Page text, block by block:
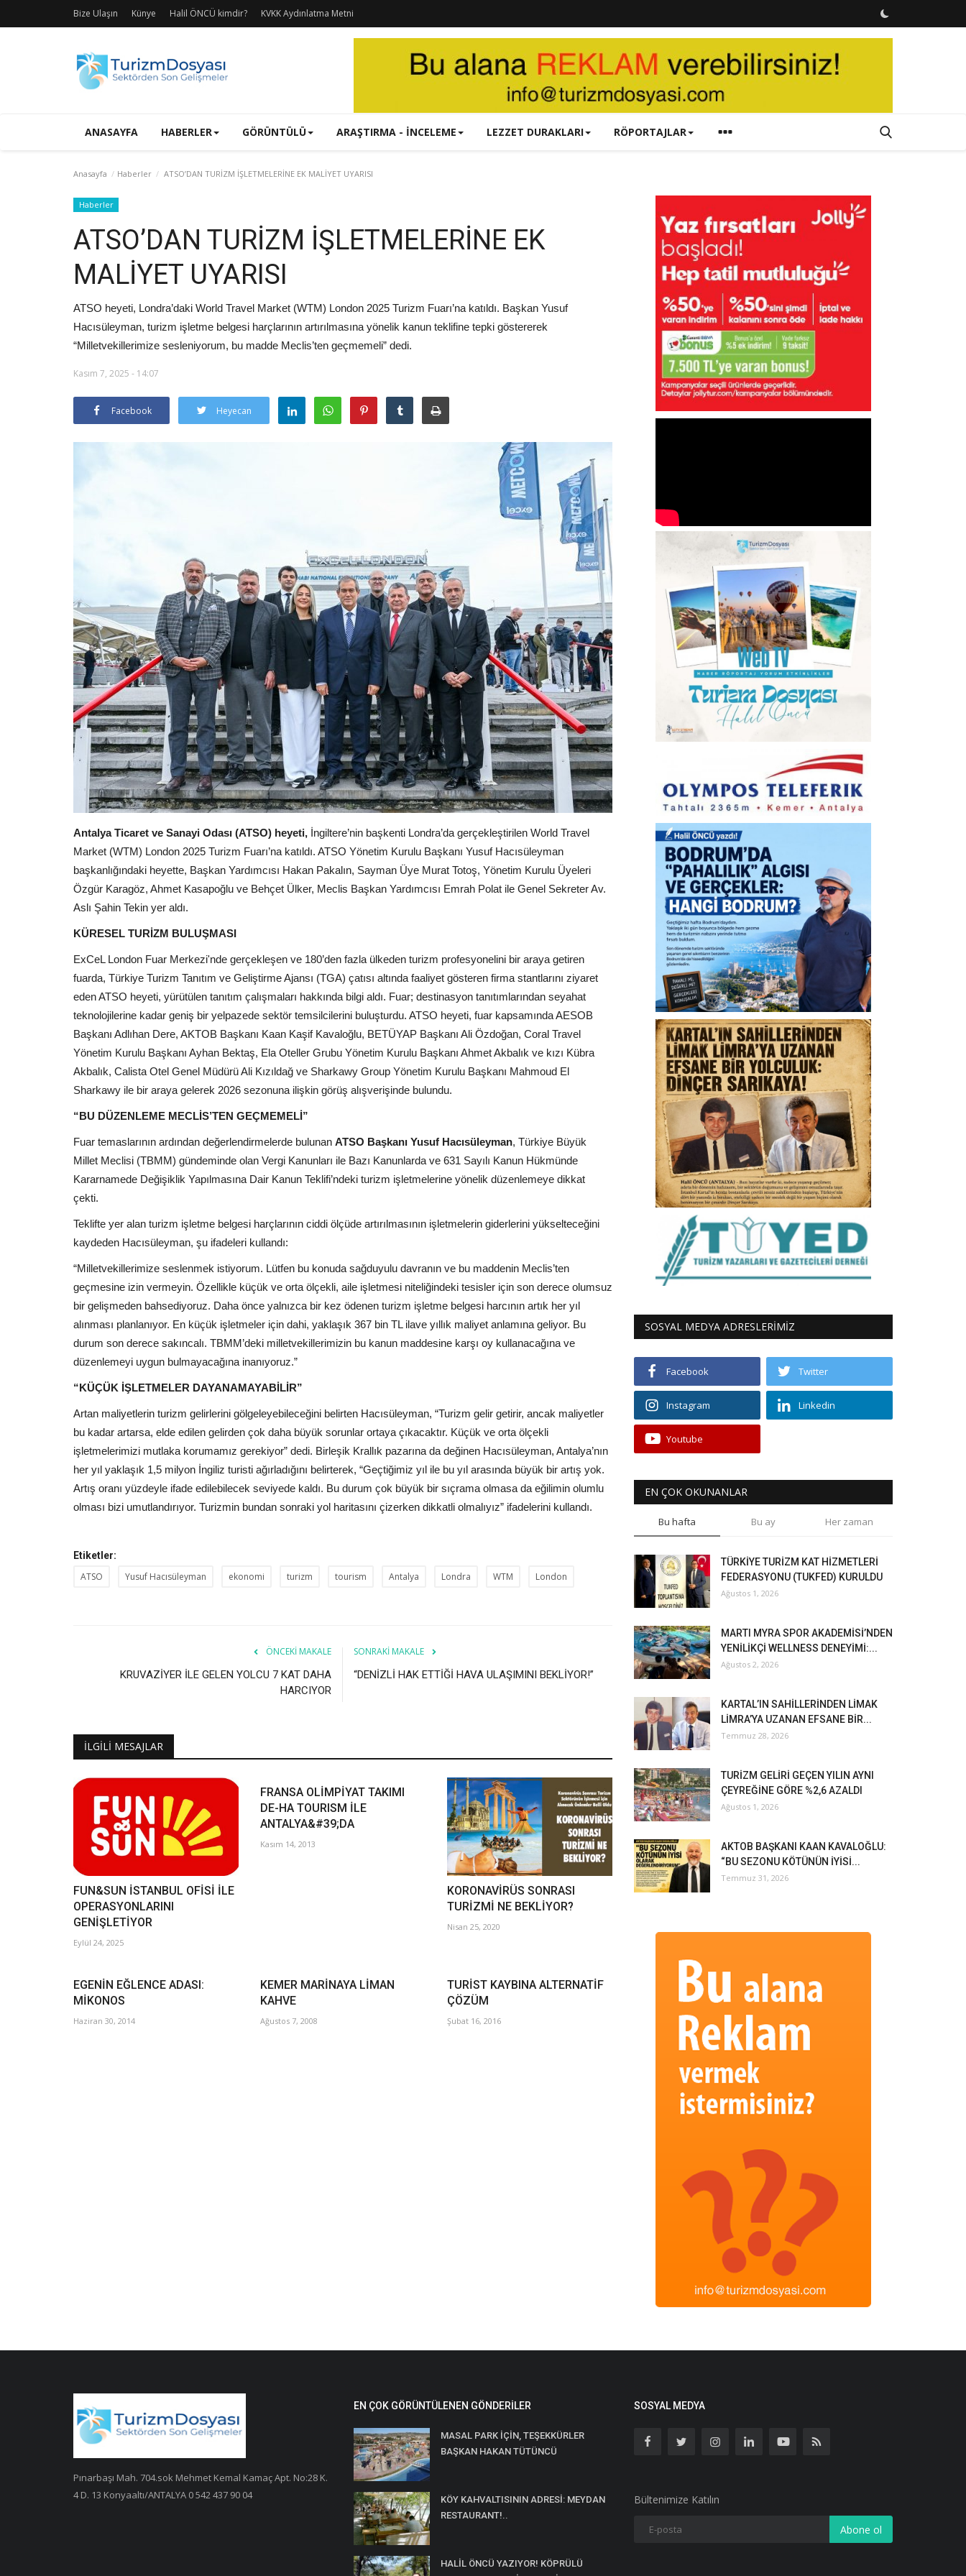
Bize Ulaşın Künye Halil ÖNCÜ kimdir? KVKK Aydınlatma Metni
ANASAYFA HABERLER GÖRÜNTÜLÜ ARAŞTIRMA - İNCELEME LEZZET DURAKLARI RÖPORTAJLAR
Anasayfa Haberler ATSO’DAN TURİZM İŞLETMELERİNE EK MALİYET UYARISI
Haberler
ATSO’DAN TURİZM İŞLETMELERİNE EK
MALİYET UYARISI
ATSO heyeti, Londra’daki World Travel Market (WTM) London 2025 Turizm Fuarı’na katıldı. Başkan Yusuf
Hacısüleyman, turizm işletme belgesi harçlarının artırılmasına yönelik kanun teklifine tepki göstererek
“Milletvekillerimize sesleniyorum, bu madde Meclis’ten geçmemeli” dedi.
Kasım 7, 2025 - 14:07
Facebook Heyecan
Antalya Ticaret ve Sanayi Odası (ATSO) heyeti, İngiltere’nin başkenti Londra’da gerçekleştirilen World Travel
Market (WTM) London 2025 Turizm Fuarı’na katıldı. ATSO Yönetim Kurulu Başkanı Yusuf Hacısüleyman
başkanlığındaki heyette, Başkan Yardımcısı Hakan Pakalın, Sayman Üye Murat Totoş, Yönetim Kurulu Üyeleri
Özgür Karagöz, Ahmet Kasapoğlu ve Behçet Ülker, Meclis Başkan Yardımcısı Emrah Polat ile Genel Sekreter Av.
Aslı Şahin Tekin yer aldı.
KÜRESEL TURİZM BULUŞMASI
ExCeL London Fuar Merkezi'nde gerçekleşen ve 180’den fazla ülkeden turizm profesyonelini bir araya getiren
fuarda, Türkiye Turizm Tanıtım ve Geliştirme Ajansı (TGA) çatısı altında faaliyet gösteren firma stantlarını ziyaret
eden ATSO heyeti, yürütülen tanıtım çalışmaları hakkında bilgi aldı. Fuar; destinasyon tanıtımlarından seyahat
teknolojilerine kadar geniş bir yelpazede sektör temsilcilerini buluşturdu. ATSO heyeti, fuar kapsamında AESOB
Başkanı Adlıhan Dere, AKTOB Başkanı Kaan Kaşif Kavaloğlu, BETÜYAP Başkanı Ali Özdoğan, Coral Travel
Yönetim Kurulu Başkanı Ayhan Bektaş, Ela Oteller Grubu Yönetim Kurulu Başkanı Ahmet Akbalık ve kızı Kübra
Akbalık, Calista Otel Genel Müdürü Ali Kızıldağ ve Sharkawy Group Yönetim Kurulu Başkanı Mahmoud El
Sharkawy ile bir araya gelerek 2026 sezonuna ilişkin görüş alışverişinde bulundu.
“BU DÜZENLEME MECLİS’TEN GEÇMEMELİ”
Fuar temaslarının ardından değerlendirmelerde bulunan ATSO Başkanı Yusuf Hacısüleyman, Türkiye Büyük
Millet Meclisi (TBMM) gündeminde olan Vergi Kanunları ile Bazı Kanunlarda ve 631 Sayılı Kanun Hükmünde
Kararnamede Değişiklik Yapılmasına Dair Kanun Teklifi’ndeki turizm işletmelerine yönelik düzenlemeye dikkat
çekti.
Teklifte yer alan turizm işletme belgesi harçlarının ciddi ölçüde artırılmasının işletmelerin giderlerini yükselteceğini
kaydeden Hacısüleyman, şu ifadeleri kullandı:
“Milletvekillerimize seslenmek istiyorum. Lütfen bu konuda sağduyulu davranın ve bu maddenin Meclis’ten
geçmesine izin vermeyin. Özellikle küçük ve orta ölçekli, aile işletmesi niteliğindeki tesisler için son derece olumsuz
bir gelişmeden bahsediyoruz. Daha önce yalnızca bir kez ödenen turizm işletme belgesi harcının artık her yıl
alınması planlanıyor. En küçük işletmeler için dahi, yaklaşık 367 bin TL ilave yıllık maliyet anlamına geliyor. Bu
durum son derece sakıncalı. TBMM’deki milletvekillerimizin bu kanun maddesine karşı oy kullanacağına ve
düzenlemeyi uygun bulmayacağına inanıyoruz.”
“KÜÇÜK İŞLETMELER DAYANAMAYABİLİR”
Artan maliyetlerin turizm gelirlerini gölgeleyebileceğini belirten Hacısüleyman, “Turizm gelir getirir, ancak maliyetler
bu kadar artarsa, elde edilen gelirden çok daha büyük sorunlar ortaya çıkacaktır. Küçük ve orta ölçekli
işletmelerimizi mutlaka korumamız gerekiyor” dedi. Birleşik Krallık pazarına da değinen Hacısüleyman, Antalya’nın
her yıl yaklaşık 1,5 milyon İngiliz turisti ağırladığını belirterek, “Geçtiğimiz yıl ile bu yıl arasında büyük bir artış yok.
Artış oranı yüzdeyle ifade edilebilecek seviyede kaldı. Bu durum çok büyük bir sıçrama olmasa da eğilimin olumlu
olması bizi umutlandırıyor. Turizmin bundan sonraki yol haritasını çizerken dikkatli olmalıyız” ifadelerini kullandı.
Etiketler:
ATSO Yusuf Hacısüleyman ekonomi turizm tourism Antalya Londra WTM London
ÖNCEKI MAKALE
KRUVAZİYER İLE GELEN YOLCU 7 KAT DAHA
HARCIYOR
SONRAKI MAKALE
“DENİZLİ HAK ETTİĞİ HAVA ULAŞIMINI BEKLİYOR!”
İLGILI MESAJLAR
FUN&SUN İSTANBUL OFİSİ İLE
OPERASYONLARINI
GENİŞLETİYOR
Eylül 24, 2025
FRANSA OLİMPİYAT TAKIMI
DE-HA TOURISM İLE
ANTALYA&#39;DA
Kasım 14, 2013
KORONAVİRÜS SONRASI
TURİZMİ NE BEKLİYOR?
Nisan 25, 2020
EGENİN EĞLENCE ADASI:
MİKONOS
Haziran 30, 2014
KEMER MARİNAYA LİMAN
KAHVE
Ağustos 7, 2008
TURİST KAYBINA ALTERNATİF
ÇÖZÜM
Şubat 16, 2016
SOSYAL MEDYA ADRESLERİMİZ
Facebook Twitter
Instagram Linkedin
Youtube
EN ÇOK OKUNANLAR
Bu hafta Bu ay Her zaman
TÜRKİYE TURİZM KAT HİZMETLERİ
FEDERASYONU (TUKFED) KURULDU
Ağustos 1, 2026
MARTI MYRA SPOR AKADEMİSİ’NDEN
YENİLİKÇİ WELLNESS DENEYİMİ:...
Ağustos 2, 2026
KARTAL’IN SAHİLLERİNDEN LİMAK
LİMRA’YA UZANAN EFSANE BİR...
Temmuz 28, 2026
TURİZM GELİRİ GEÇEN YILIN AYNI
ÇEYREĞİNE GÖRE %2,6 AZALDI
Ağustos 1, 2026
AKTOB BAŞKANI KAAN KAVALOĞLU:
“BU SEZONU KÖTÜNÜN İYİSİ...
Temmuz 31, 2026
Pınarbaşı Mah. 704.sok Mehmet Kemal Kamaç Apt. No:28 K.
4 D. 13 Konyaaltı/ANTALYA 0 542 437 90 04
EN ÇOK GÖRÜNTÜLENEN GÖNDERILER
MASAL PARK İÇİN, TEŞEKKÜRLER
BAŞKAN HAKAN TÜTÜNCÜ
KÖY KAHVALTISININ ADRESİ: MEYDAN
RESTAURANT!..
HALİL ÖNCÜ YAZIYOR! KÖPRÜLÜ
SOSYAL MEDYA
Bültenimize Katılın
Abone ol